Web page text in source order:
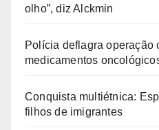
olho”, diz Alckmin
Polícia deflagra operação
medicamentos
Conquista multiétnica:
filhos de imigrantes